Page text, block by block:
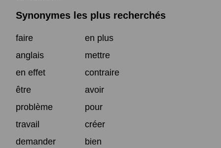
Synonymes les plus recherchés
faire
en plus
anglais
mettre
en effet
contraire
être
avoir
problème
pour
travail
créer
demander
bien